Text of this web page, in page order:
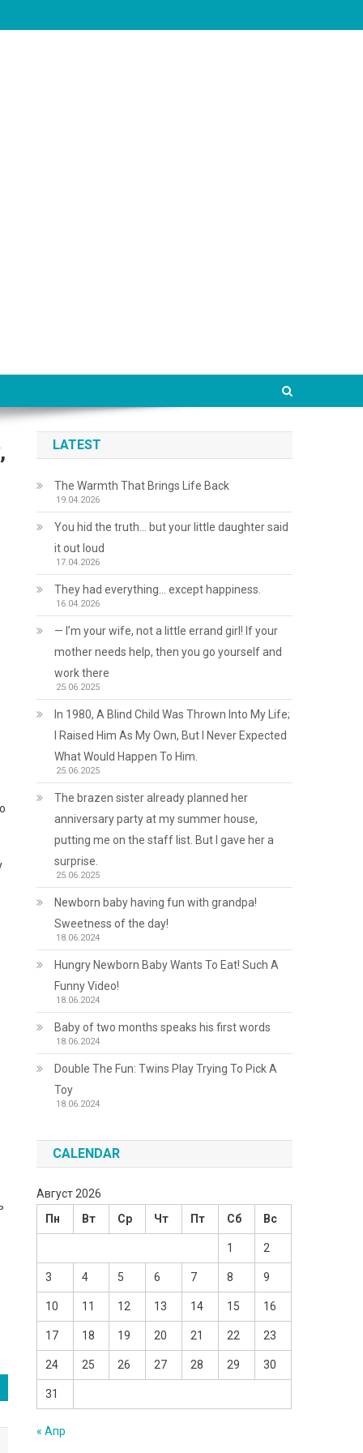
LATEST
The Warmth That Brings Life Back
19.04.2026
You hid the truth… but your little daughter said
it out loud
17.04.2026
They had everything… except happiness.
16.04.2026
— I’m your wife, not a little errand girl! If your
mother needs help, then you go yourself and
work there
25.06.2025
In 1980, A Blind Child Was Thrown Into My Life;
I Raised Him As My Own, But I Never Expected
What Would Happen To Him.
25.06.2025
The brazen sister already planned her
anniversary party at my summer house,
putting me on the staff list. But I gave her a
surprise.
25.06.2025
Newborn baby having fun with grandpa!
Sweetness of the day!
18.06.2024
Hungry Newborn Baby Wants To Eat! Such A
Funny Video!
18.06.2024
Baby of two months speaks his first words
18.06.2024
Double The Fun: Twins Play Trying To Pick A
Toy
18.06.2024
CALENDAR
Август 2026
Пн
Вт Ср Чт Пт Сб Вс
1 2
3 4 5 6 7 8 9
10 11 12 13 14 15 16
17 18 19 20 21 22 23
24 25 26 27 28 29 30
31
« Апр